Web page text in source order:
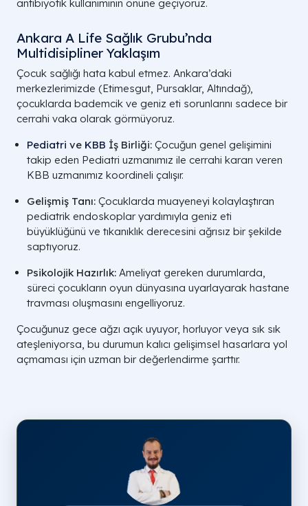
Yöntem
Uygulama
Zamanı
Temel Fayda
Kuruluk ve batma
varken
Şiddetli
yutkunma
antibiyotik kullanımının önüne geçiyoruz.
Ankara A Life Sağlık Grubu’nda
Multidisipliner Yaklaşım
Çocuk sağlığı hata kabul etmez. Ankara’daki
merkezlerimizde (Etimesgut, Pursaklar, Altındağ),
çocuklarda bademcik ve geniz eti sorunlarını sadece bir
cerrahi vaka olarak görmüyoruz.
Pediatri ve KBB İş Birliği: Çocuğun genel gelişimini
takip eden Pediatri uzmanımız ile cerrahi kararı veren
KBB uzmanımız koordineli çalışır.
Gelişmiş Tanı: Çocuklarda muayeneyi kolaylaştıran
pediatrik endoskoplar yardımıyla geniz eti
büyüklüğünü ve tıkanıklık derecesini ağrısız bir şekilde
saptıyoruz.
Psikolojik Hazırlık: Ameliyat gereken durumlarda,
süreci çocukların oyun dünyasına uyarlayarak hastane
travması oluşmasını engelliyoruz.
Çocuğunuz gece ağzı açık uyuyor, horluyor veya sık sık
ateşleniyorsa, bu durumun kalıcı gelişimsel hasarlara yol
açmaması için uzman bir değerlendirme şarttır.